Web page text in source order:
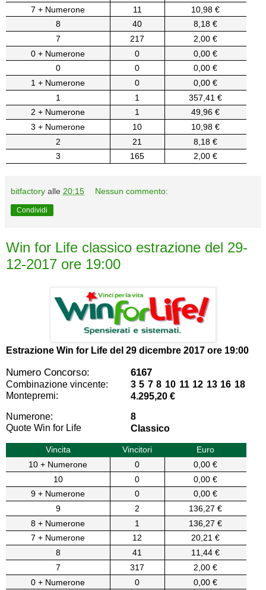
7 + Numerone
11
10,98 €
8
40
8,18 €
7
217
2,00 €
0 + Numerone
0
0,00 €
0
0
0,00 €
1 + Numerone
0
0,00 €
1
1
357,41 €
2 + Numerone
1
49,96 €
3 + Numerone
10
10,98 €
2
21
8,18 €
3
165 2,00 €
bitfactory alle 20:15 Nessun commento:
Condividi
Win for Life classico estrazione del 29-
12-2017 ore 19:00
Estrazione Win for Life del 29 dicembre 2017 ore 19:00
Numero Concorso: 6167
Combinazione vincente:
3 5 7 8 10 11 12 13 16 18
Montepremi:
4.295,20 €
Numerone:
8
Quote Win for Life
Classico
Vincita Vincitori
Euro
10 + Numerone
0
0,00 €
10
0
0,00 €
9 + Numerone
0
0,00 €
9
2
136,27 €
8 + Numerone
1
136,27 €
7 + Numerone
12
20,21 €
8
41
11,44 €
7
317
2,00 €
0 + Numerone
0
0,00 €